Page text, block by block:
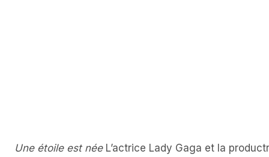
Une étoile est néeL’actrice Lady Gaga et la